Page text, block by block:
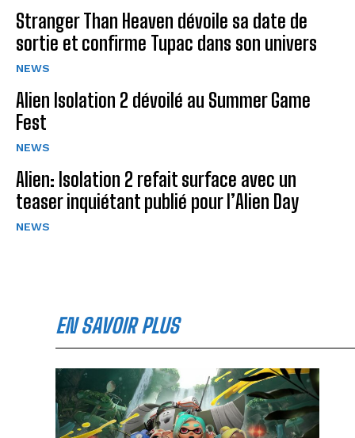
Stranger Than Heaven dévoile sa date de
sortie et confirme Tupac dans son univers
NEWS
Alien Isolation 2 dévoilé au Summer Game
Fest
NEWS
Alien: Isolation 2 refait surface avec un
teaser inquiétant publié pour l’Alien Day
NEWS
EN SAVOIR PLUS